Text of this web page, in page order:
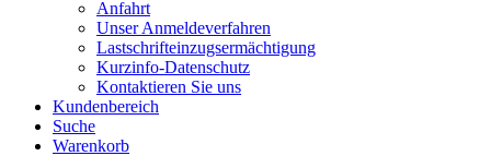
Anfahrt
Unser Anmeldeverfahren
Lastschrifteinzugsermächtigung
Kurzinfo-Datenschutz
Kontaktieren Sie uns
Kundenbereich
Suche
Warenkorb